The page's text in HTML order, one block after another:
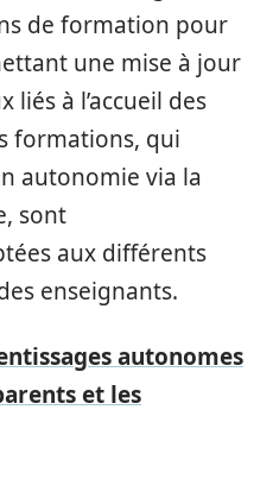
de formation pour
une mise à jour
liés à l’accueil des
formations, qui
autonomie via la
sont
aux différents
enseignants.
autonomes
et les